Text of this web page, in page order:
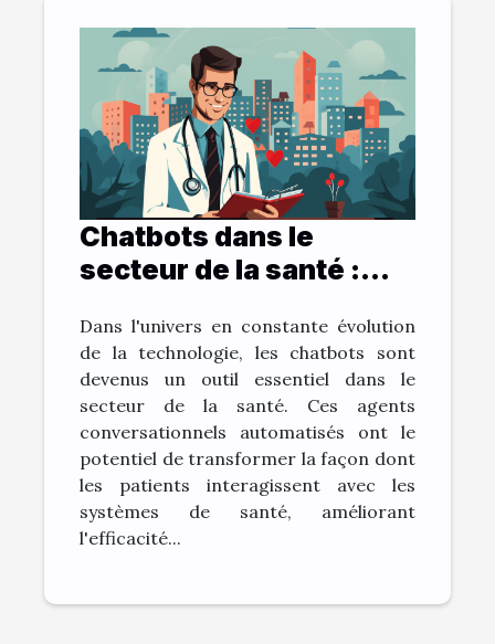
Chatbots dans le
secteur de la santé :
Dans l'univers en constante évolution
de la technologie, les chatbots sont
devenus un outil essentiel dans le
secteur de la santé. Ces agents
conversationnels automatisés ont le
potentiel de transformer la façon dont
les patients interagissent avec les
systèmes de santé, améliorant
l'efficacité...